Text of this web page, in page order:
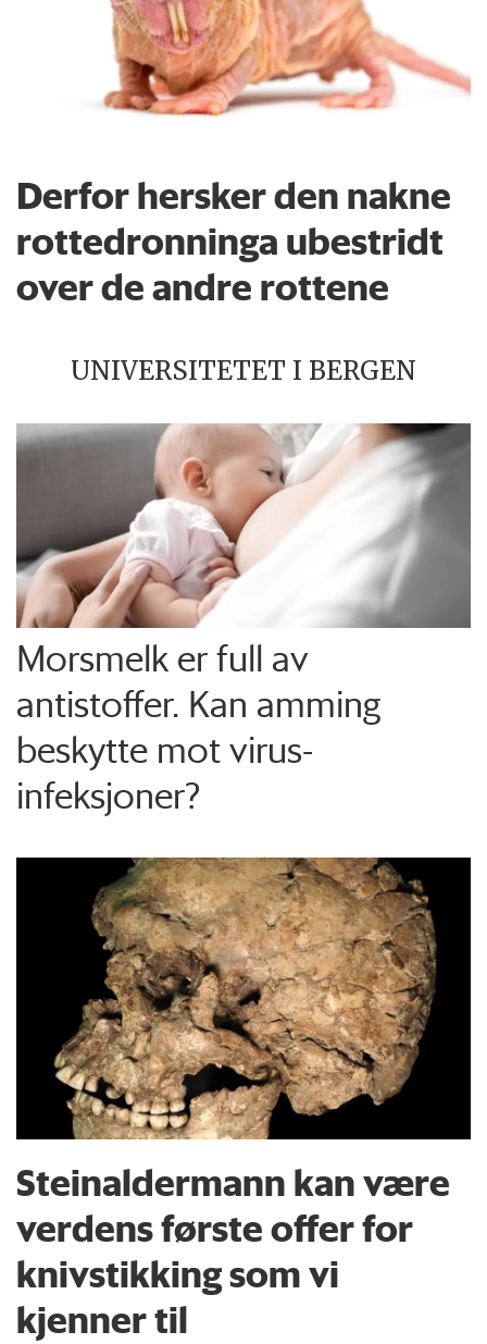
Derfor hersker den nakne
rottedronninga ubestridt
over de andre rottene
UNIVERSITETET I BERGEN
Morsmelk er full av
antistoffer. Kan amming
beskytte mot virus-
infeksjoner?
Steinaldermann kan være
verdens første offer for
knivstikking som vi
kjenner til